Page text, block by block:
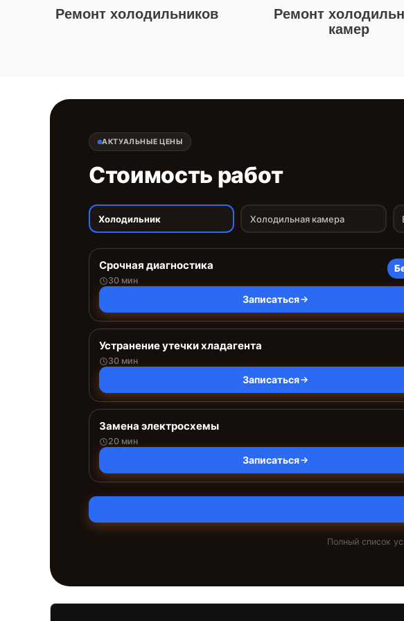
Ремонт холодильников
Ремонт
камер
АКТУАЛЬНЫЕ ЦЕНЫ
Стоимость работ
Холодильник Холодильная камера
Срочная диагностика
30 мин
Записаться
Устранение утечки хладагента
30 мин
Записаться
Замена электросхемы
20 мин
Записаться
Полный список